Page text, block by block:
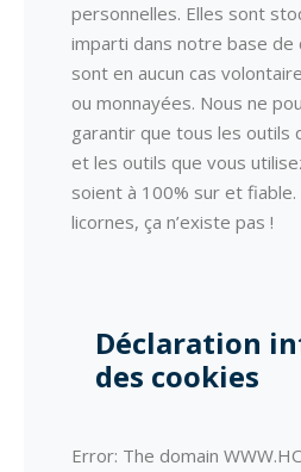
personnelles. Elles sont
imparti dans notre base de
sont en aucun cas
ou monnayées. Nous ne
garantir que tous les outils
et les outils que vous
soient à 100% sur et fiable.
licornes, ça n’existe pas !
Déclaration
des cookies
Error: The domain